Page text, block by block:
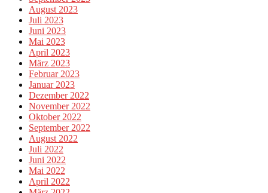
August 2023
Juli 2023
Juni 2023
Mai 2023
April 2023
März 2023
Februar 2023
Januar 2023
Dezember 2022
November 2022
Oktober 2022
September 2022
August 2022
Juli 2022
Juni 2022
Mai 2022
April 2022